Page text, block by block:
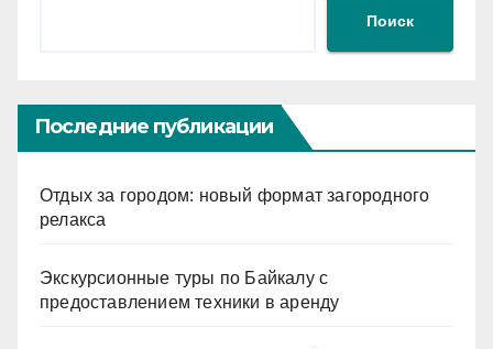
Поиск
Последние публикации
Отдых за городом: новый формат загородного
релакса
Экскурсионные туры по Байкалу с
предоставлением техники в аренду